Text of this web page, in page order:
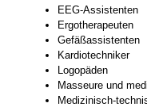
EEG-Assistenten
Ergotherapeuten
Gefäßassistenten
Kardiotechniker
Logopäden
Masseure und
Medizinisch-